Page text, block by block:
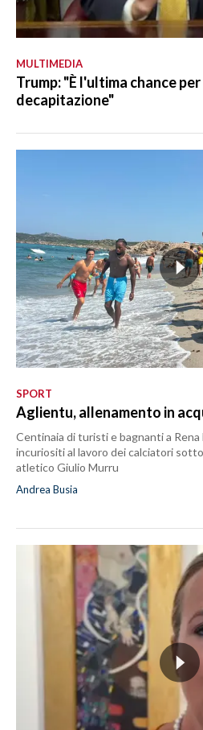
MULTIMEDIA
Trump: "È l'ultima chance
decapitazione"
SPORT
Aglientu, allenamento in
Centinaia di turisti e bagnanti a
incuriositi al lavoro dei calciatori
atletico Giulio Murru
Andrea Busia